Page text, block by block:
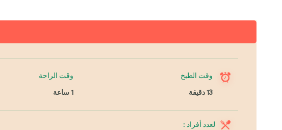
وقت الطبخ
13 دقيقة
وقت الراحة
1 ساعة
لعدد أفراد :